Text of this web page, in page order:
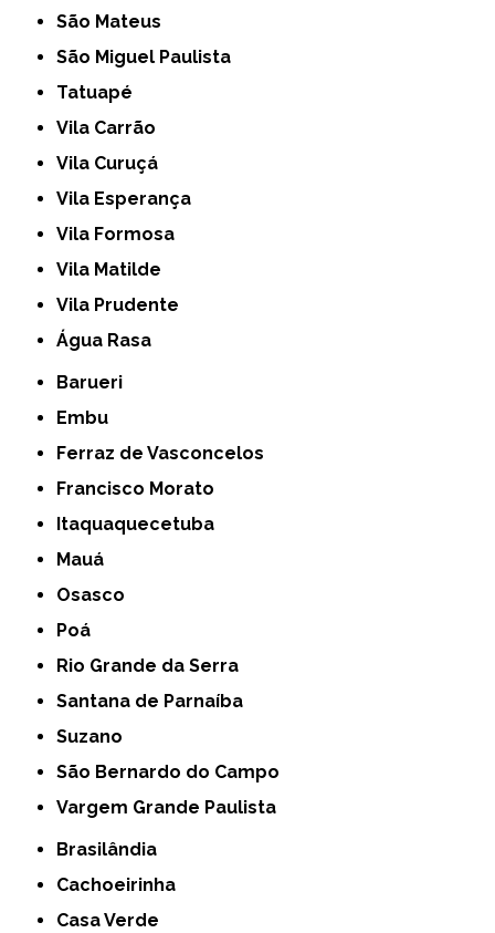
São Mateus
São Miguel Paulista
Tatuapé
Vila Carrão
Vila Curuçá
Vila Esperança
Vila Formosa
Vila Matilde
Vila Prudente
Água Rasa
Barueri
Embu
Ferraz de Vasconcelos
Francisco Morato
Itaquaquecetuba
Mauá
Osasco
Poá
Rio Grande da Serra
Santana de Parnaíba
Suzano
São Bernardo do Campo
Vargem Grande Paulista
Brasilândia
Cachoeirinha
Casa Verde